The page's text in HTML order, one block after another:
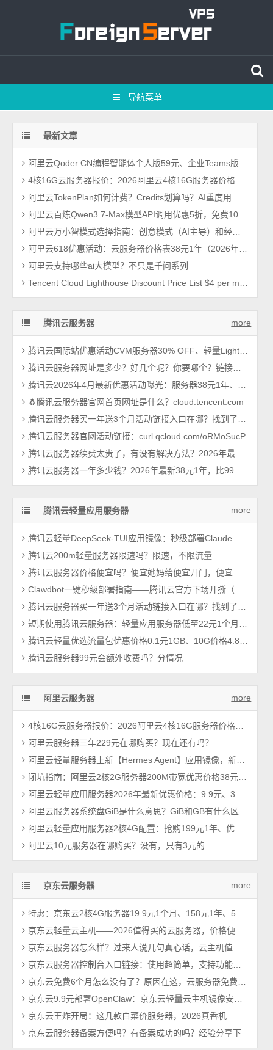
导航菜单
最新文章
阿里云Qoder CN编程智能体个人版59元、企业Teams版99元、VPC订阅199元
4核16G云服务器报价：2026阿里云4核16G服务器价格查询及性能测评
阿里云TokenPlan如何计费？Credits划算吗？AI重度用户必看指南
阿里云百炼Qwen3.7-Max模型API调用优惠5折，免费100万Tokens
阿里云万小智模式选择指南：创意模式（AI主导）和经典模式哪个好？
阿里云618优惠活动：云服务器价格表38元1年（2026年最新618活动）
阿里云支持哪些ai大模型？不只是千问系列
Tencent Cloud Lighthouse Discount Price List $4 per month
more
腾讯云服务器
腾讯云国际站优惠活动CVM服务器30% OFF、轻量Lighthouse 20% off
腾讯云服务器网址是多少？好几个呢？你要哪个？链接大全一篇搞定！
腾讯云2026年4月最新优惠活动曝光：服务器38元1年、Tokens超低价（手慢无）
🐧腾讯云服务器官网首页网址是什么？cloud.tencent.com
腾讯云服务器买一年送3个月活动链接入口在哪？找到了，轻量和CVM都有
腾讯云服务器官网活动链接：curl.qcloud.com/oRMoSucP
腾讯云服务器续费太贵了，有没有解决方法？2026年最新攻略
腾讯云服务器一年多少钱？2026年最新38元1年，比99元还优惠呢
more
腾讯云轻量应用服务器
腾讯云轻量DeepSeek-TUI应用镜像：秒级部署Claude Code新手教程
腾讯云200m轻量服务器限速吗？限速，不限流量
腾讯云服务器价格便宜吗？便宜她妈给便宜开门，便宜到家了
Clawdbot一键秒级部署指南——腾讯云官方下场开撕（Moltbot全能AI助手上线）
腾讯云服务器买一年送3个月活动链接入口在哪？找到了，轻量和CVM都有
短期使用腾讯云服务器：轻量应用服务器低至22元1个月2026年最新
腾讯云轻量优选流量包优惠价格0.1元1GB、10G价格4.88元、1TB费用480元
腾讯云服务器99元会额外收费吗？分情况
more
阿里云服务器
4核16G云服务器报价：2026阿里云4核16G服务器价格查询及性能测评
阿里云服务器三年229元在哪购买？现在还有吗？
阿里云轻量服务器上新【Hermes Agent】应用镜像，新手也能成功安装Hermes智能体
闭坑指南：阿里云2核2G服务器200M带宽优惠价格38元1年（性能测评）
阿里云轻量应用服务器2026年最新优惠价格：9.9元、38元、68元及199元配置清单
阿里云服务器系统盘GiB是什么意思？GiB和GB有什么区别？
阿里云轻量应用服务器2核4G配置：抢购199元1年、优惠价格379元一年
阿里云10元服务器在哪购买？没有，只有3元的
more
京东云服务器
特惠：京东云2核4G服务器19.9元1个月、158元1年、528元3年，5M带宽
京东云轻量云主机——2026值得买的云服务器，价格便宜性能可以！
京东云服务器怎么样？过来人说几句真心话，云主机值得买吗？
京东云服务器控制台入口链接：使用超简单，支持功能大全
京东云免费6个月怎么没有了？原因在这，云服务器免费只有15天
京东云9.9元部署OpenClaw：京东云轻量云主机镜像安装AI智能助手
京东云王炸开局：这几款白菜价服务器，2026真香机
京东云服务器备案方便吗？有备案成功的吗？经验分享下